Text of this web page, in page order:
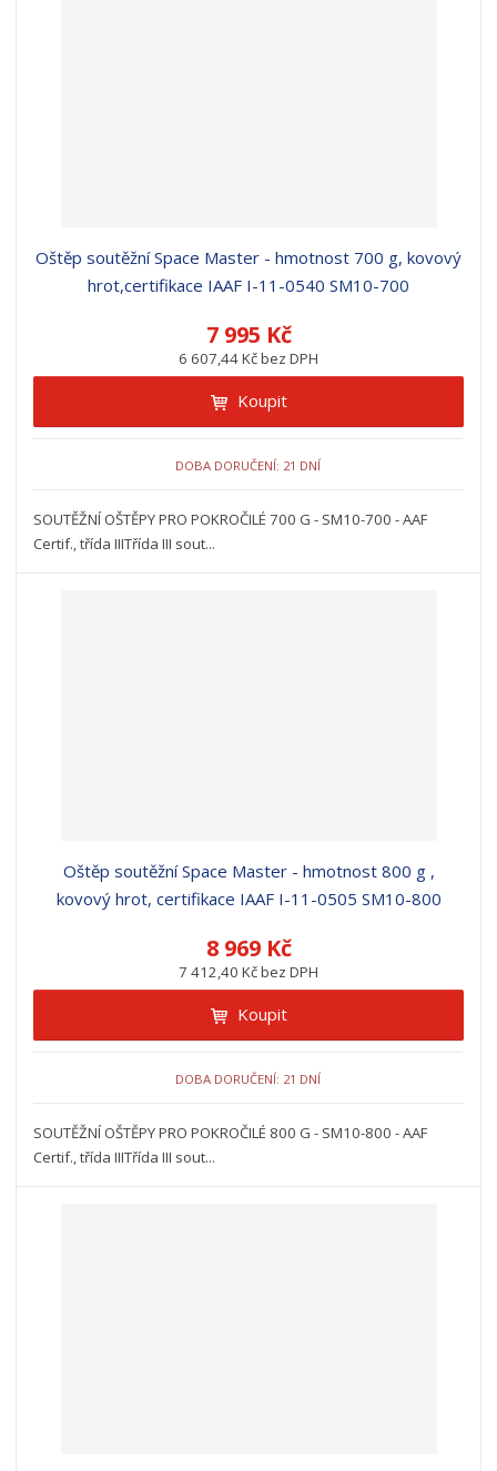
Oštěp soutěžní Space Master - hmotnost 700 g, kovový
hrot,certifikace IAAF I-11-0540 SM10-700
7 995 Kč
6 607,44 Kč bez DPH
Koupit
DOBA DORUČENÍ: 21 DNÍ
SOUTĚŽNÍ OŠTĚPY PRO POKROČILÉ 700 G - SM10-700 - AAF
Certif., třída IIITřída III sout...
Oštěp soutěžní Space Master - hmotnost 800 g ,
kovový hrot, certifikace IAAF I-11-0505 SM10-800
8 969 Kč
7 412,40 Kč bez DPH
Koupit
DOBA DORUČENÍ: 21 DNÍ
SOUTĚŽNÍ OŠTĚPY PRO POKROČILÉ 800 G - SM10-800 - AAF
Certif., třída IIITřída III sout...